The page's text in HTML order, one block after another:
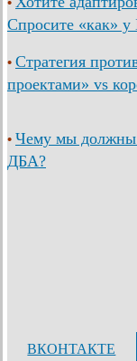
Спросите «как»
• Стратегия
проектами» vs
• Чему мы
ДБА?
ВКОНТАКТЕ